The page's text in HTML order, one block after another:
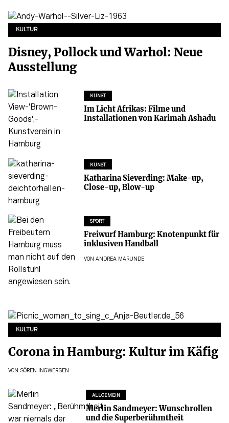
KULTUR
Disney, Pollock und Warhol: Neue
Ausstellung
KUNST
Im Licht Afrikas: Filme und
Installationen von Karimah Ashadu
KUNST
Katharina Sieverding: Make-up,
Close-up, Blow-up
SPORT
Freiwurf Hamburg: Knotenpunkt für
inklusiven Handball
VON ANDREA MARUNDE
KULTUR
Corona in Hamburg: Kultur im Käfig
VON SÖREN INGWERSEN
ALLGEMEIN
Merlin Sandmeyer: Wunschrollen
und die Superberühmtheit